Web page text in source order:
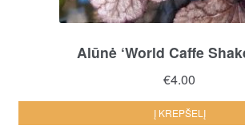
Alūnė ‘World Caffe
€4.00
Į KREPŠELĮ